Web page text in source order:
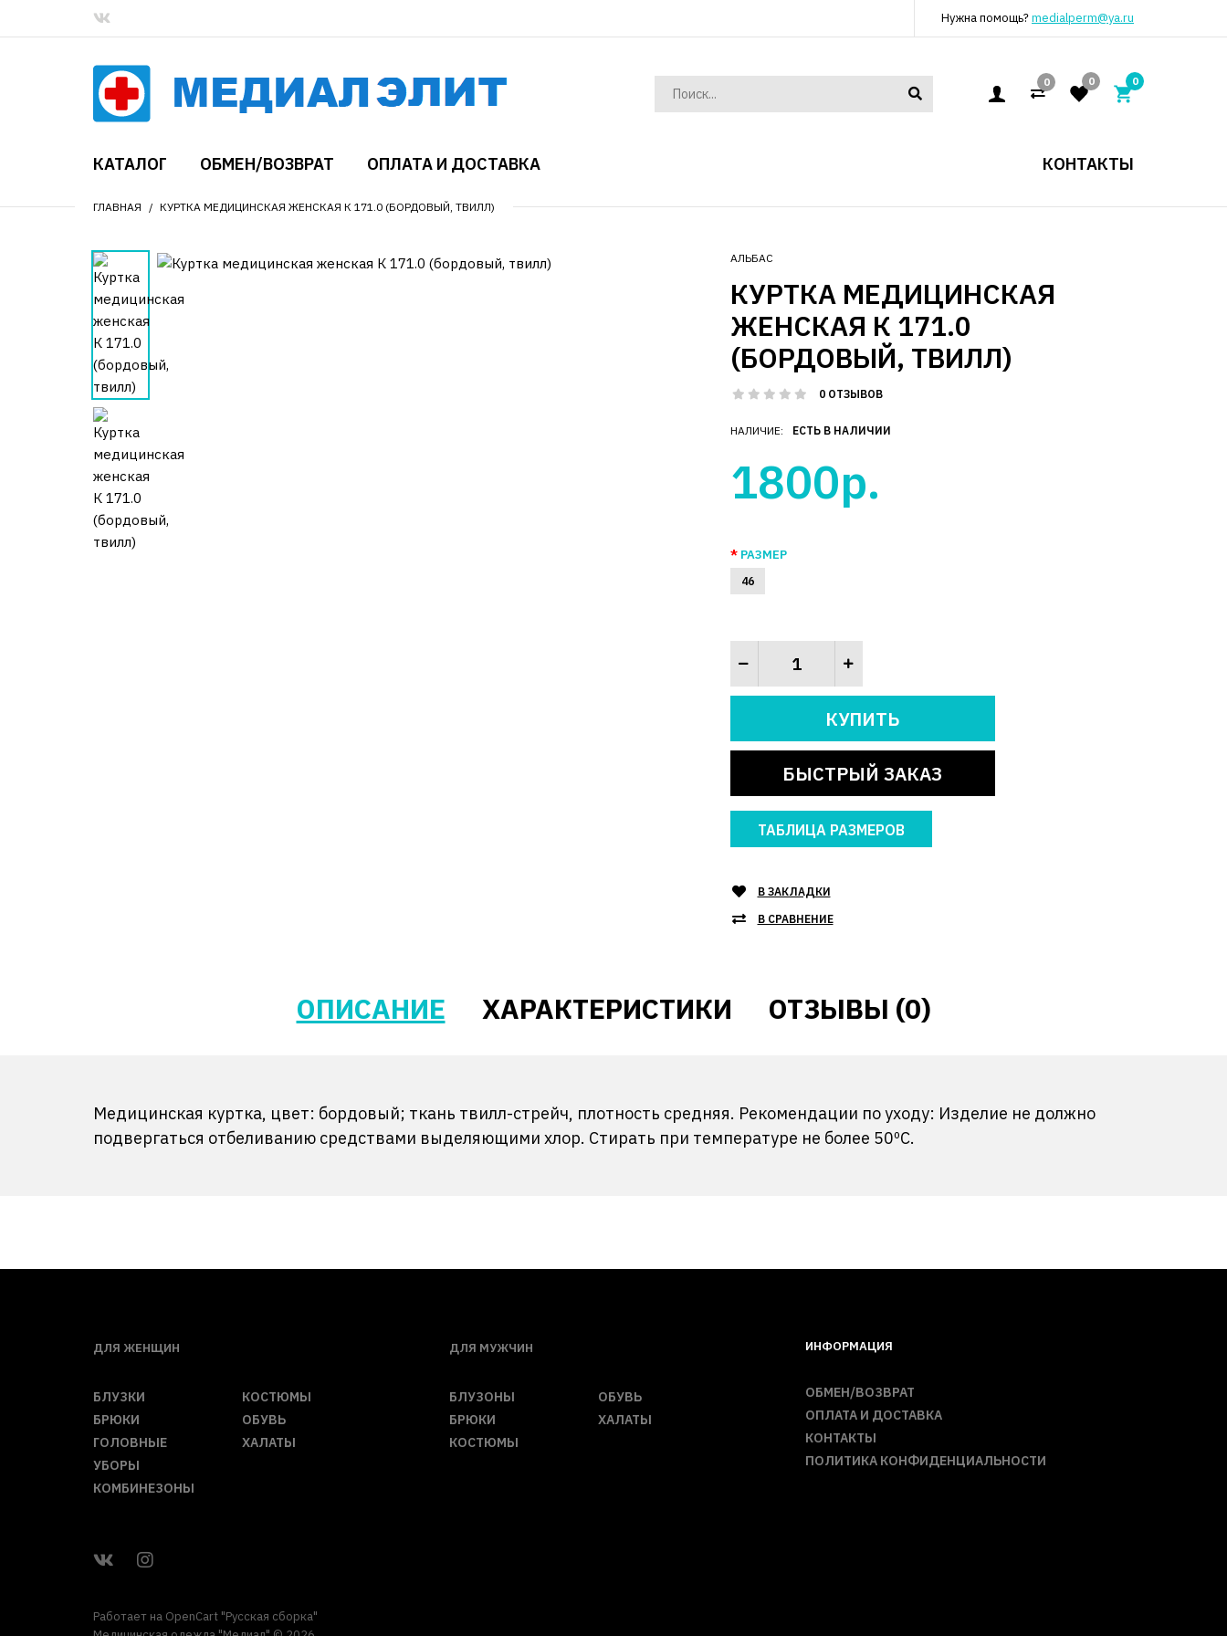
Нужна помощь?medialperm@ya.ru
0 0 0
КАТАЛОГ ОБМЕН/ВОЗВРАТ ОПЛАТА И ДОСТАВКА КОНТАКТЫ
ГЛАВНАЯ КУРТКА МЕДИЦИНСКАЯ ЖЕНСКАЯ К 171.0 (БОРДОВЫЙ, ТВИЛЛ)
АЛЬБАС
КУРТКА МЕДИЦИНСКАЯ
ЖЕНСКАЯ К 171.0
(БОРДОВЫЙ, ТВИЛЛ)
0 ОТЗЫВОВ
НАЛИЧИЕ: ЕСТЬ В НАЛИЧИИ
1800р.
РАЗМЕР
46
БЫСТРЫЙ ЗАКАЗ
ТАБЛИЦА РАЗМЕРОВ
В ЗАКЛАДКИ
В СРАВНЕНИЕ
ОПИСАНИЕ ХАРАКТЕРИСТИКИ ОТЗЫВЫ (0)
Медицинская куртка, цвет: бордовый; ткань твилл-стрейч, плотность средняя. Рекомендации по уходу: Изделие не должно
подвергаться отбеливанию средствами выделяющими хлор. Стирать при температуре не более 50ºС.
ДЛЯ ЖЕНЩИН
БЛУЗКИ
БРЮКИ
ГОЛОВНЫЕ
УБОРЫ
КОМБИНЕЗОНЫ
КОСТЮМЫ
ОБУВЬ
ХАЛАТЫ
ДЛЯ МУЖЧИН
БЛУЗОНЫ
БРЮКИ
КОСТЮМЫ
ОБУВЬ
ХАЛАТЫ
ИНФОРМАЦИЯ
ОБМЕН/ВОЗВРАТ
ОПЛАТА И ДОСТАВКА
КОНТАКТЫ
ПОЛИТИКА КОНФИДЕНЦИАЛЬНОСТИ
Работает на OpenCart "Русская сборка"